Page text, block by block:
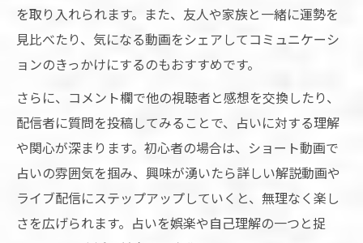
を取り入れられます。また、友人や家族と一緒に運勢を
見比べたり、気になる動画をシェアしてコミュニケーシ
ョンのきっかけにするのもおすすめです。
さらに、コメント欄で他の視聴者と感想を交換したり、
配信者に質問を投稿してみることで、占いに対する理解
や関心が深まります。初心者の場合は、ショート動画で
占いの雰囲気を掴み、興味が湧いたら詳しい解説動画や
ライブ配信にステップアップしていくと、無理なく楽し
さを広げられます。占いを娯楽や自己理解の一つと捉